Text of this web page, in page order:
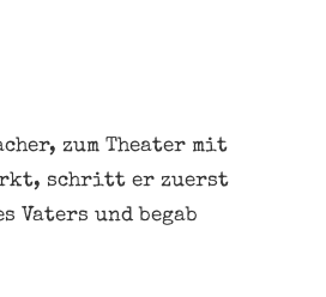
zum Theater mit
schritt er zuerst
Vaters und begab